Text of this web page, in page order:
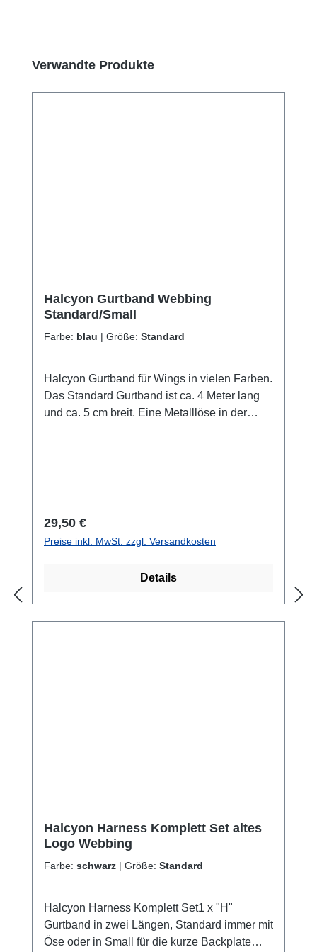
Produktgalerie überspringen
Verwandte Produkte
Halcyon Gurtband Webbing
Standard/Small
Farbe: blau | Größe: Standard
Halcyon Gurtband für Wings in vielen Farben.
Das Standard Gurtband ist ca. 4 Meter lang
und ca. 5 cm breit. Eine Metalllöse in der
schwarzes GurtbandH in tropic (Aqua) -
schwarzes GurtbandH in schwarz - graues
Regulärer Preis:
29,50 €
Preise inkl. MwSt. zzgl. Versandkosten
Details
Halcyon Harness Komplett Set altes
Logo Webbing
Farbe: schwarz | Größe: Standard
Halcyon Harness Komplett Set1 x "H"
Gurtband in zwei Längen, Standard immer mit
Öse oder in Small für die kurze Backplate